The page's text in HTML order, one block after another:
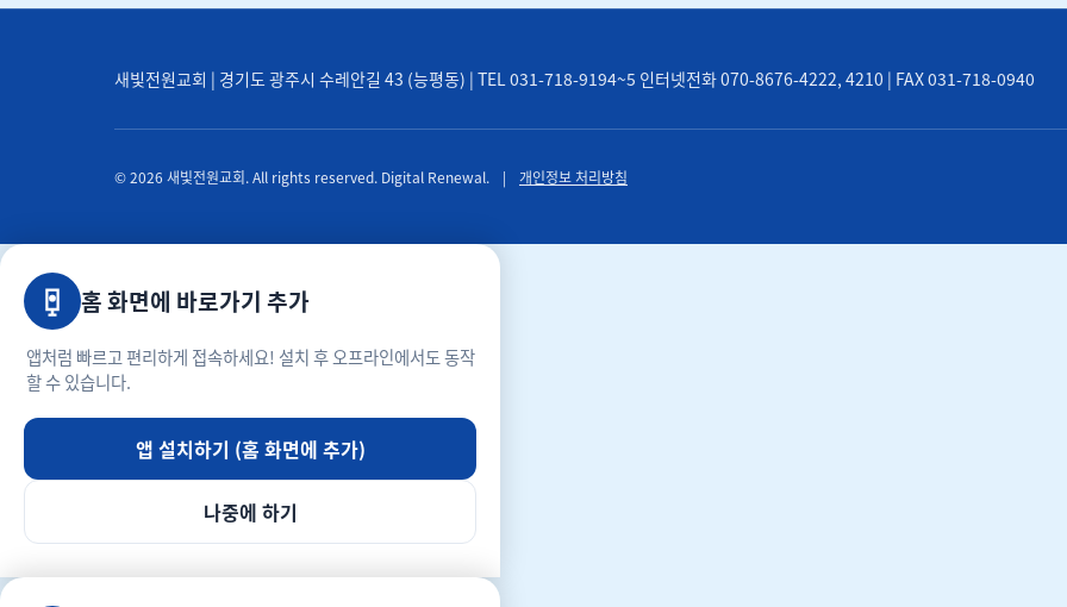
새빛전원교회 | 경기도 광주시 수레안길 43 (능평동) | TEL 031-718-9194~5 인터넷전화 070-8676-4222, 4210 | FAX 031-718-0940
© 2026 새빛전원교회. All rights reserved. Digital Renewal. | 개인정보 처리방침
홈 화면에 바로가기 추가
앱처럼 빠르고 편리하게 접속하세요! 설치 후 오프라인에서도 동작
할 수 있습니다.
앱 설치하기 (홈 화면에 추가)
나중에 하기